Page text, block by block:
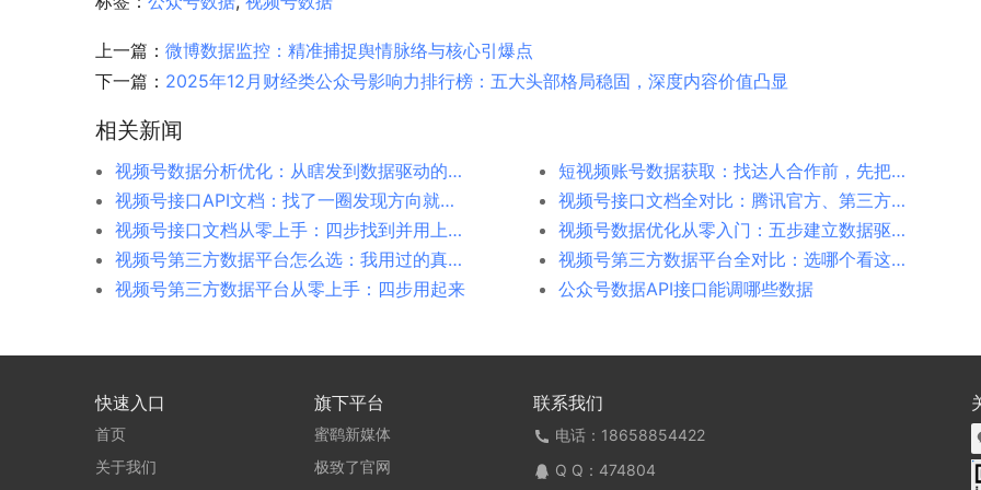
上一篇： 微博数据监控：精准捕捉舆情脉络与核心引爆点
下一篇： 2025年12月财经类公众号影响力排行榜：五大头部格局稳固，深度内容价值凸显
相关新闻
视频号数据分析优化：从瞎发到数据驱动的转变
短视频账号数据获取：找达人合作前，先把数据摸清楚
视频号接口API文档：找了一圈发现方向就搞错了
视频号接口文档全对比：腾讯官方、第三方平台、极致了数据
视频号接口文档从零上手：四步找到并用上视频号数据接口
视频号数据优化从零入门：五步建立数据驱动的内容体系
视频号第三方数据平台怎么选：我用过的真实体验
视频号第三方数据平台全对比：选哪个看这篇就够了
视频号第三方数据平台从零上手：四步用起来
公众号数据API接口能调哪些数据
快速入口
首页
关于我们
旗下平台
蜜鹞新媒体
极致了官网
联系我们
电话：18658854422
Q Q： 474804